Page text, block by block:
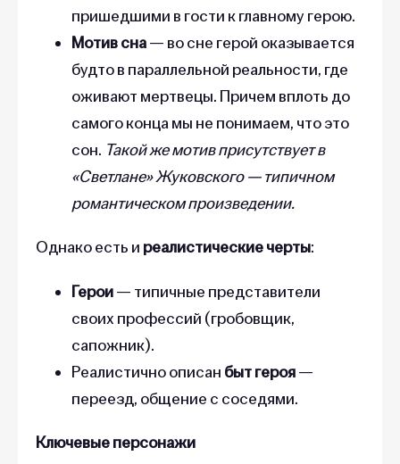
пришедшими в гости к главному герою.
Мотив сна— во сне герой оказывается
будто в параллельной реальности, где
оживают мертвецы. Причем вплоть до
самого конца мы не понимаем, что это
сон. Такой же мотив присутствует в
«Светлане» Жуковского — типичном
романтическом произведении.
Однако есть и реалистические черты:
Герои— типичные представители
своих профессий (гробовщик,
сапожник).
Реалистично описан быт героя—
переезд, общение с соседями.
Ключевые персонажи